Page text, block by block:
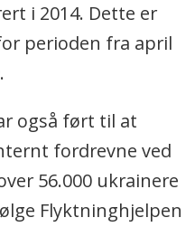
i 2014. Dette er
perioden fra april
også ført til at
fordrevne ved
56.000 ukrainere
Flyktninghjelpen